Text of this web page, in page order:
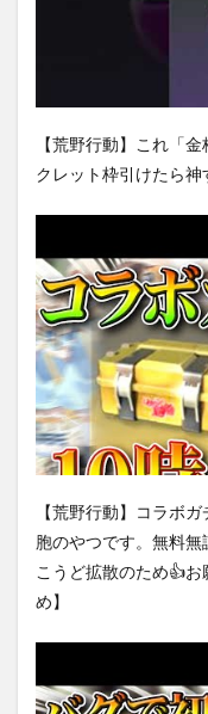
【荒野行動】これ「
クレット枠引けたら神
【荒野行動】コラボ
胞のやつです。無料
こうど拡散のため👍お
め】